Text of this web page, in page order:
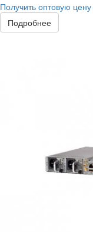
Получить оптовую цену
Подробнее